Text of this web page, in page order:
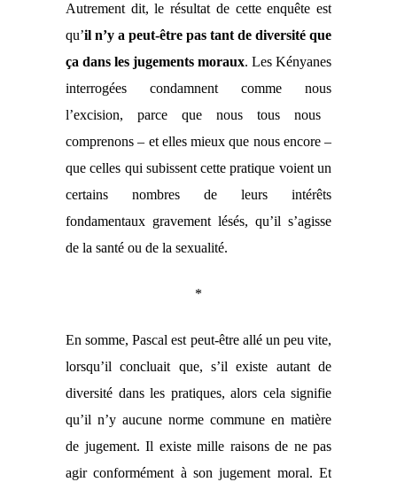
Autrement dit, le résultat de cette enquête est
qu’il n’y a peut-être pas tant de diversité que
ça dans les jugements moraux. Les Kényanes
interrogées condamnent comme nous
l’excision, parce que nous tous nous
comprenons – et elles mieux que nous encore –
que celles qui subissent cette pratique voient un
certains nombres de leurs intérêts
fondamentaux gravement lésés, qu’il s’agisse
de la santé ou de la sexualité.
*
En somme, Pascal est peut-être allé un peu vite,
lorsqu’il concluait que, s’il existe autant de
diversité dans les pratiques, alors cela signifie
qu’il n’y aucune norme commune en matière
de jugement. Il existe mille raisons de ne pas
agir conformément à son jugement moral. Et